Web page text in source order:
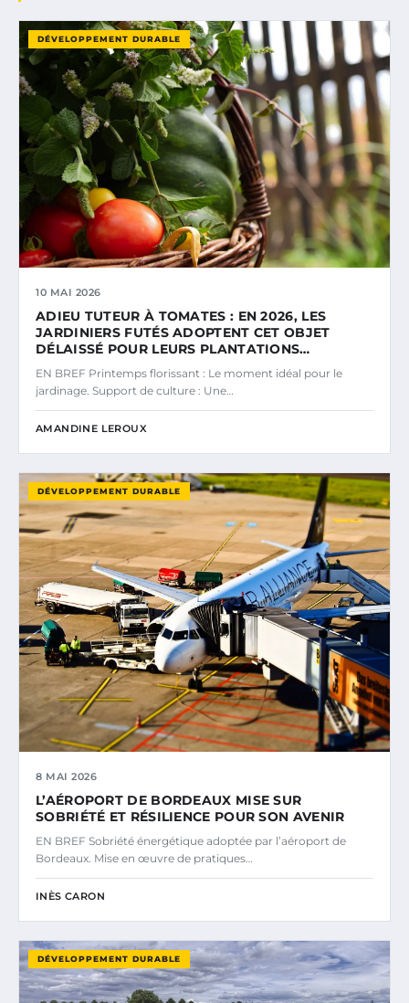
DÉVELOPPEMENT DURABLE
10 MAI 2026
ADIEU TUTEUR À TOMATES : EN 2026, LES
JARDINIERS FUTÉS ADOPTENT CET OBJET
DÉLAISSÉ POUR LEURS PLANTATIONS…
EN BREF Printemps florissant : Le moment idéal pour le
jardinage. Support de culture : Une…
AMANDINE LEROUX
DÉVELOPPEMENT DURABLE
8 MAI 2026
L’AÉROPORT DE BORDEAUX MISE SUR
SOBRIÉTÉ ET RÉSILIENCE POUR SON AVENIR
EN BREF Sobriété énergétique adoptée par l’aéroport de
Bordeaux. Mise en œuvre de pratiques…
INÈS CARON
DÉVELOPPEMENT DURABLE